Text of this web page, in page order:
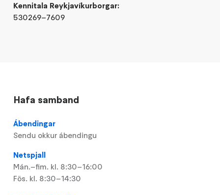
Kennitala Reykjavíkurborgar:
530269–7609
Hafa samband
Ábendingar
Sendu okkur ábendingu
Netspjall
Mán.–fim. kl. 8:30–16:00
Fös. kl. 8:30–14:30